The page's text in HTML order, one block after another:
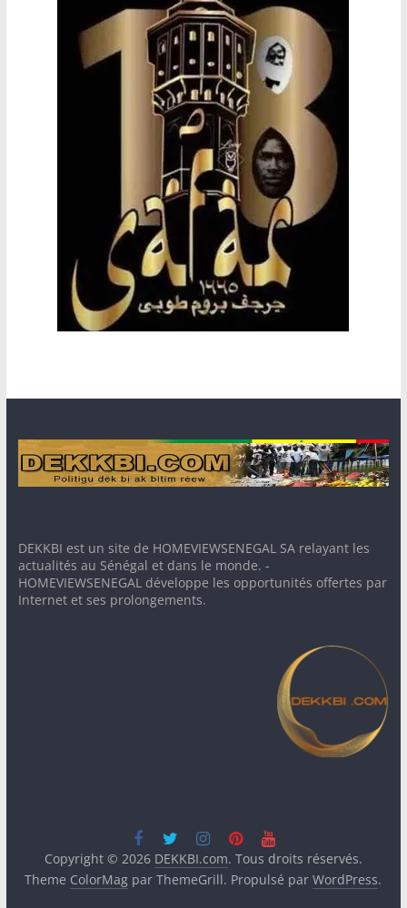
DEKKBI est un site de HOMEVIEWSENEGAL SA relayant les
actualités au Sénégal et dans le monde. -
HOMEVIEWSENEGAL développe les opportunités offertes par
Internet et ses prolongements.
Copyright © 2026 DEKKBI.com. Tous droits réservés.
Theme ColorMag par ThemeGrill. Propulsé parWordPress.